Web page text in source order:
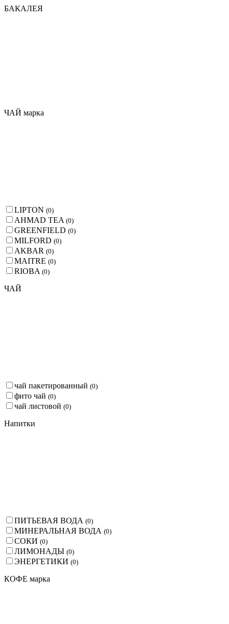
БАКАЛЕЯ
ЧАЙ марка
LIPTON (0)
AHMAD TEA (0)
GREENFIELD (0)
MILFORD (0)
AKBAR (0)
MAITRE (0)
RIOBA (0)
ЧАЙ
чай пакетированный (0)
фито чай (0)
чай листовой (0)
Напитки
ПИТЬЕВАЯ ВОДА (0)
МИНЕРАЛЬНАЯ ВОДА (0)
СОКИ (0)
ЛИМОНАДЫ (0)
ЭНЕРГЕТИКИ (0)
КОФЕ марка